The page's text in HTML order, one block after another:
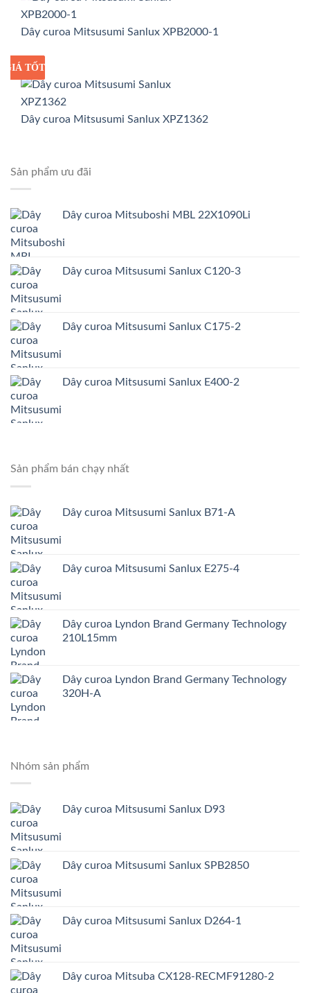
Dây curoa Mitsusumi Sanlux XPB2000-1
GIÁ SỈ
GIÁ TỐT
Dây curoa Mitsusumi Sanlux XPZ1362
Sản phẩm ưu đãi
Dây curoa Mitsuboshi MBL 22X1090Li
Dây curoa Mitsusumi Sanlux C120-3
Dây curoa Mitsusumi Sanlux C175-2
Dây curoa Mitsusumi Sanlux E400-2
Sản phẩm bán chạy nhất
Dây curoa Mitsusumi Sanlux B71-A
Dây curoa Mitsusumi Sanlux E275-4
Dây curoa Lyndon Brand Germany Technology
210L15mm
Dây curoa Lyndon Brand Germany Technology
320H-A
Nhóm sản phẩm
Dây curoa Mitsusumi Sanlux D93
Dây curoa Mitsusumi Sanlux SPB2850
Dây curoa Mitsusumi Sanlux D264-1
Dây curoa Mitsuba CX128-RECMF91280-2